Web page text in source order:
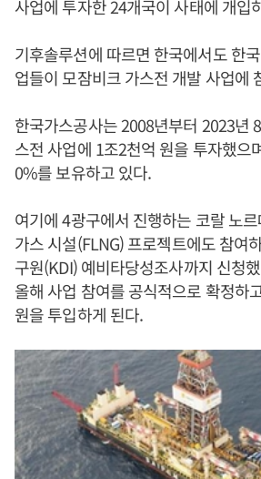
사업에 투자한 24개국이 사태에 개입
기후솔루션에 따르면 한국에서도 한
업들이 모잠비크 가스전 개발 사업에
한국가스공사는 2008년부터 2023년
스전 사업에 1조2천억 원을 투자했으
0%를 보유하고 있다.
여기에 4광구에서 진행하는 코랄 노
가스 시설(FLNG) 프로젝트에도 참여
구원(KDI) 예비타당성조사까지 신청
올해 사업 참여를 공식적으로 확정하
원을 투입하게 된다.